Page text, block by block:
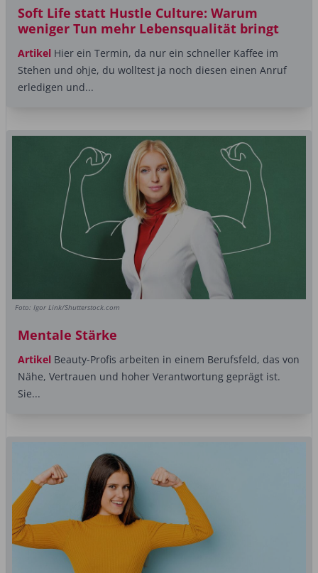
Soft Life statt Hustle Culture: Warum
weniger Tun mehr Lebensqualität bringt
Artikel Hier ein Termin, da nur ein schneller Kaffee im
Stehen und ohje, du wolltest ja noch diesen einen Anruf
erledigen und...
Foto: Igor Link/Shutterstock.com
Mentale Stärke
Artikel Beauty-Profis arbeiten in einem Berufsfeld, das von
Nähe, Vertrauen und hoher Verantwortung ­geprägt ist.
Sie...